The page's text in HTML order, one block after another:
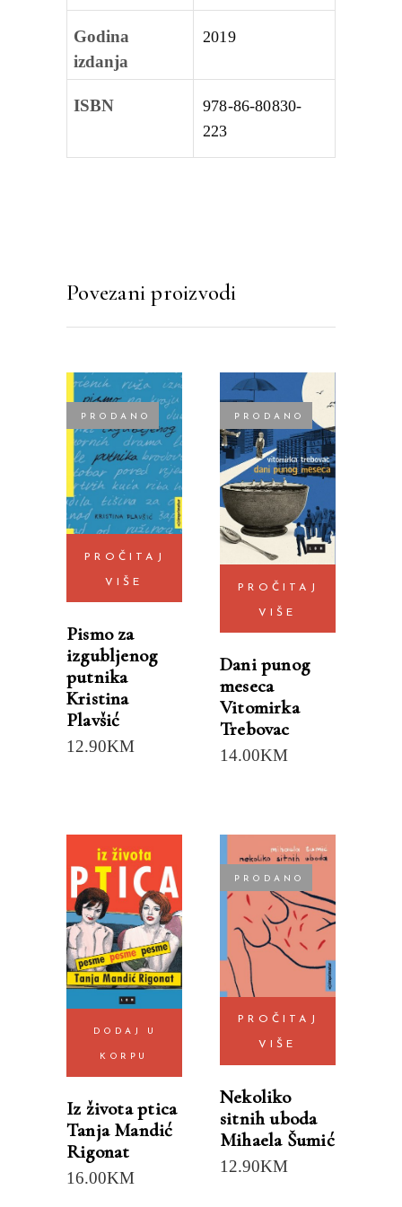
Godina
izdanja
2019
ISBN
978-86-80830-
223
Povezani proizvodi
PRODANO
PROČITAJ
VIŠE
Pismo za
izgubljenog
putnika
Kristina
Plavšić
12.90KM
PRODANO
PROČITAJ
VIŠE
Dani punog
meseca
Vitomirka
Trebovac
14.00KM
DODAJ U
KORPU
Iz života ptica
Tanja Mandić
Rigonat
16.00KM
PRODANO
PROČITAJ
VIŠE
Nekoliko
sitnih uboda
Mihaela Šumić
12.90KM